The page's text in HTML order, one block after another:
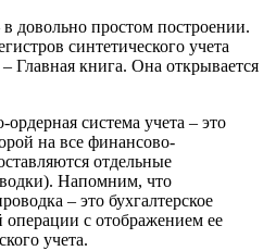
довольно простом построении.
синтетического учета
Главная книга. Она открывается
система учета – это
на все финансово-
отдельные
Напомним, что
– это бухгалтерское
операции с отображением ее
учета.